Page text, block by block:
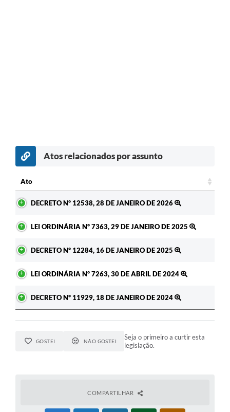
Atos relacionados por assunto
Ato
DECRETO Nº 12538, 28 DE JANEIRO DE 2026
LEI ORDINÁRIA Nº 7363, 29 DE JANEIRO DE 2025
DECRETO Nº 12284, 16 DE JANEIRO DE 2025
LEI ORDINÁRIA Nº 7263, 30 DE ABRIL DE 2024
DECRETO Nº 11929, 18 DE JANEIRO DE 2024
GOSTEI NÃO GOSTEI
Seja o primeiro a curtir esta
legislação.
COMPARTILHAR